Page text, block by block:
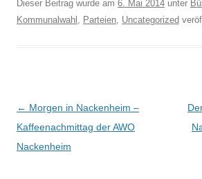
Dieser Beitrag wurde am 6. Mai 2014 unter
Kommunalwahl , Parteien, Uncategorized
Beitrags-
Navigation
← Morgen in Nackenheim –
Kaffeenachmittag der AWO
Nackenheim